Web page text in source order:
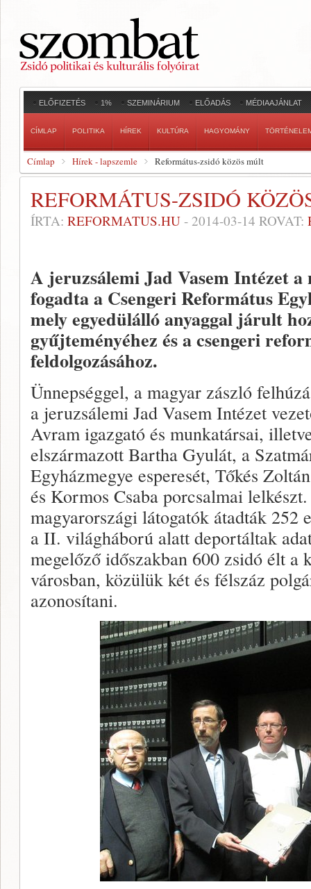
ELŐFIZETÉS 1% SZEMINÁRIUM ELŐADÁS MÉDIAAJÁNLAT
CÍMLAP POLITIKA HÍREK KULTÚRA HAGYOMÁNY
Címlap Hírek - lapszemle Református-zsidó közös múlt
REFORMÁTUS-ZSIDÓ
ÍRTA: REFORMATUS.HU - 2014-03-14 ROVAT:
A jeruzsálemi Jad Vasem Intézet a
fogadta a Csengeri Református
mely egyedülálló anyaggal járult
gyűjteményéhez és a csengeri
feldolgozásához.
Ünnepséggel, a magyar zászló
a jeruzsálemi Jad Vasem Intézet
Avram igazgató és munkatársai,
elszármazott Bartha Gyulát, a
Egyházmegye esperesét, Tőkés
és Kormos Csaba porcsalmai
magyarországi látogatók átadták 252
a II. világháború alatt deportáltak
megelőző időszakban 600 zsidó élt a
városban, közülük két és félszáz
azonosítani.